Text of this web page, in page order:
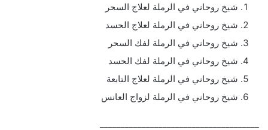
شيخ روحاني في الرملة لعلاج السحر
شيخ روحاني في الرملة لعلاج الحسد
شيخ روحاني في الرملة لفك السحر
شيخ روحاني في الرملة لفك الحسد
شيخ روحاني في الرملة لعلاج التابعة
شيخ روحاني في الرملة لزواج العانس